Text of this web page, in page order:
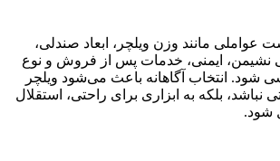
عواملی مانند وزن ویلچر، ابعاد صندلی،
نشیمن، ایمنی، خدمات پس از فروش و نوع
شود. انتخاب آگاهانه باعث می‌شود ویلچر
بلکه به ابزاری برای راحتی، استقلال
شود.